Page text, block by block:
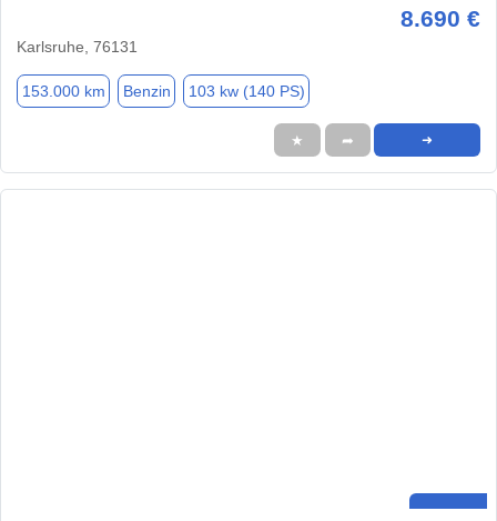
8.690 €
Karlsruhe, 76131
153.000 km Benzin 103 kw (140 PS)
★ ➦ ➜